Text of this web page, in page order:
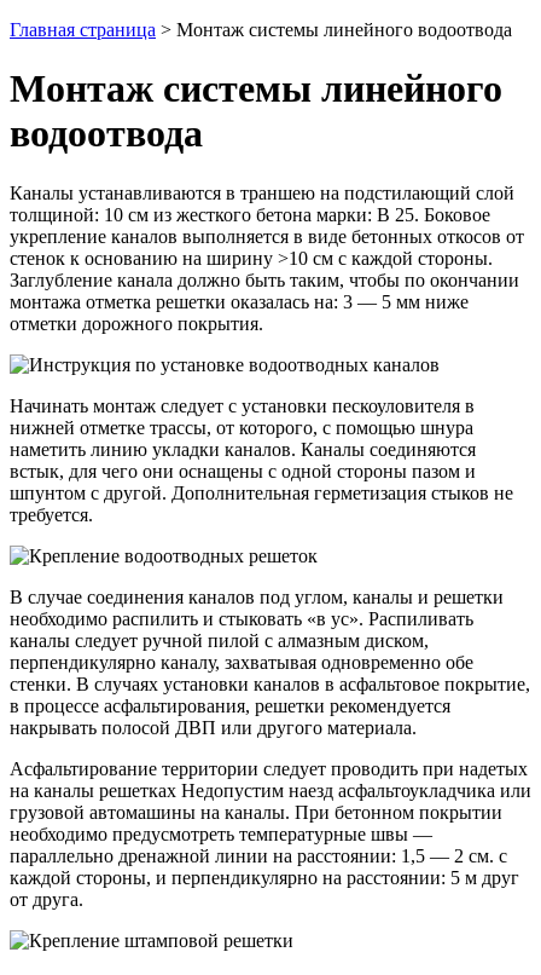
Главная страница > Монтаж системы линейного водоотвода
Монтаж системы линейного
водоотвода
Каналы устанавливаются в траншею на подстилающий слой
толщиной: 10 см из жесткого бетона марки: В 25. Боковое
укрепление каналов выполняется в виде бетонных откосов от
стенок к основанию на ширину >10 см с каждой стороны.
Заглубление канала должно быть таким, чтобы по окончании
монтажа отметка решетки оказалась на: 3 — 5 мм ниже
отметки дорожного покрытия.
Начинать монтаж следует с установки пескоуловителя в
нижней отметке трассы, от которого, с помощью шнура
наметить линию укладки каналов. Каналы соединяются
встык, для чего они оснащены с одной стороны пазом и
шпунтом с другой. Дополнительная герметизация стыков не
требуется.
В случае соединения каналов под углом, каналы и решетки
необходимо распилить и стыковать «в ус». Распиливать
каналы следует ручной пилой с алмазным диском,
перпендикулярно каналу, захватывая одновременно обе
стенки. В случаях установки каналов в асфальтовое покрытие,
в процессе асфальтирования, решетки рекомендуется
накрывать полосой ДВП или другого материала.
Асфальтирование территории следует проводить при надетых
на каналы решетках Недопустим наезд асфальтоукладчика или
грузовой автомашины на каналы. При бетонном покрытии
необходимо предусмотреть температурные швы —
параллельно дренажной линии на расстоянии: 1,5 — 2 см. с
каждой стороны, и перпендикулярно на расстоянии: 5 м друг
от друга.